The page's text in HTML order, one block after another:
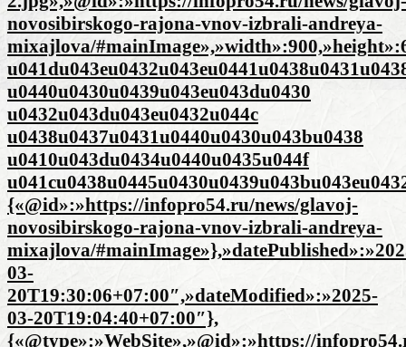
novosibirskogo-rajona-vnov-izbrali-andreya-
mixajlova/
u0440u0430u0439u043eu043du0430
u0432u043du043eu0432u044c
u0438u0437u0431u0440u0430u043bu0438
u0410u043du0434u0440u0435u044f
{«@id»:»https://infopro54.ru/news/glavoj-
novosibirskogo-rajona-vnov-izbrali-andreya-
mixajlova/
03-
20T19:30:06+07:00″,»dateModified»:»2025-
03-20T19:04:40+07:00″},
{«@type»:»WebSite»,»@id»:»https://